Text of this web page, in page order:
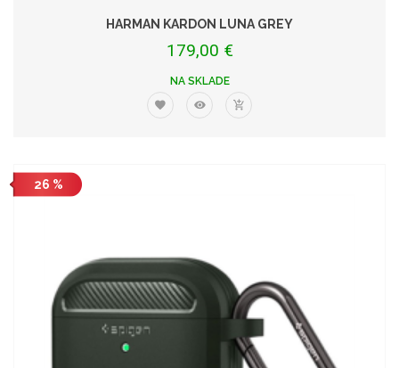
HARMAN KARDON LUNA GREY
179,00 €
NA SKLADE
26 %